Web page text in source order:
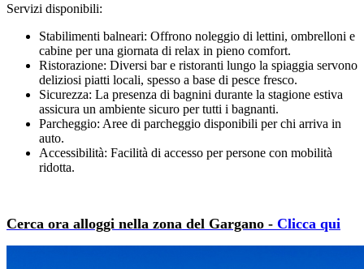
Servizi disponibili:
Stabilimenti balneari: Offrono noleggio di lettini, ombrelloni e
cabine per una giornata di relax in pieno comfort.
Ristorazione: Diversi bar e ristoranti lungo la spiaggia servono
deliziosi piatti locali, spesso a base di pesce fresco.
Sicurezza: La presenza di bagnini durante la stagione estiva
assicura un ambiente sicuro per tutti i bagnanti.
Parcheggio: Aree di parcheggio disponibili per chi arriva in
auto.
Accessibilità: Facilità di accesso per persone con mobilità
ridotta.
Cerca ora alloggi nella zona del Gargano - Clicca qui